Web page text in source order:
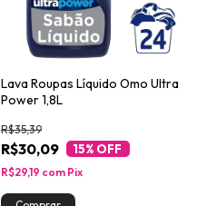
Lava Roupas Líquido Omo Ultra
Power 1,8L
R$30,09
R$35,39
15% OFF
R$29,19 com Pix